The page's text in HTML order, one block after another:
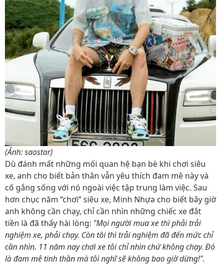
(Ảnh: saostar)
Dù đánh mất những mối quan hệ bạn bè khi chơi siêu
xe, anh cho biết bản thân vẫn yêu thích đam mê này và
cố gắng sống với nó ngoài việc tập trung làm việc. Sau
hơn chục năm “chơi” siêu xe, Minh Nhựa cho biết bây giờ
anh không cần chạy, chỉ cần nhìn những chiếc xe đắt
tiền là đã thấy hài lòng: "Mọi người mua xe thì phải trải
nghiệm xe, phải chạy. Còn tôi thì trải nghiệm đã đến mức chỉ
cần nhìn. 11 năm nay chơi xe tôi chỉ nhìn chứ không chạy. Đó
là đam mê tinh thần mà tôi nghĩ sẽ không bao giờ dừng!".